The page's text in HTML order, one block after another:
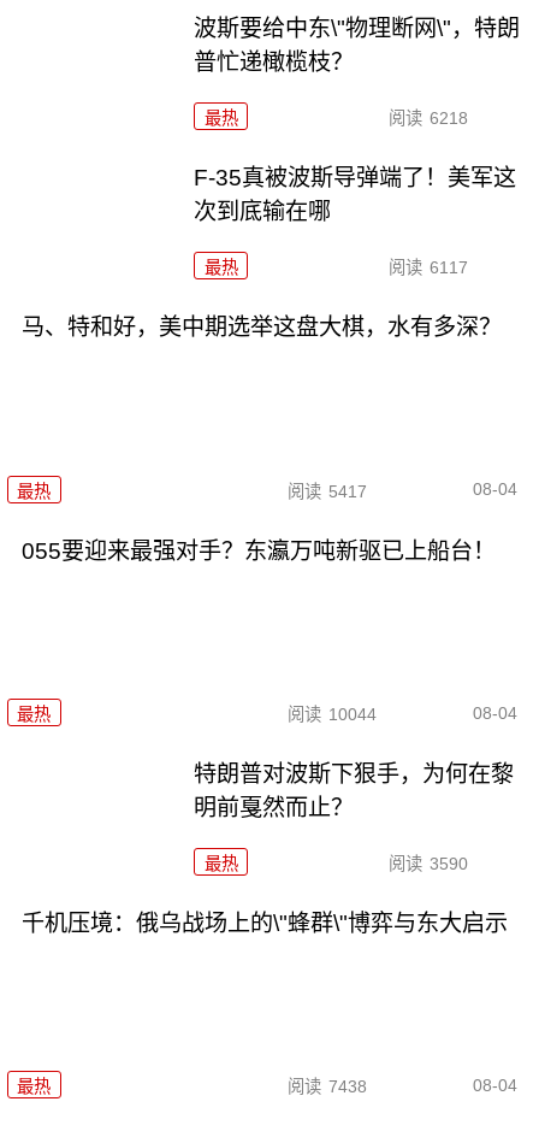
波斯要给中东\"物理断网\"，特朗
普忙递橄榄枝？
最热 阅读 6218
F-35真被波斯导弹端了！美军这
次到底输在哪
最热 阅读 6117
马、特和好，美中期选举这盘大棋，水有多深？
最热 阅读 5417 08-04
055要迎来最强对手？东瀛万吨新驱已上船台！
最热 阅读 10044 08-04
特朗普对波斯下狠手，为何在黎
明前戛然而止？
最热 阅读 3590
千机压境：俄乌战场上的\"蜂群\"博弈与东大启示
最热 阅读 7438 08-04